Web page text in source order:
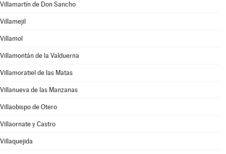
Villamartín de Don Sancho
Villamejil
Villamol
Villamontán de la Valduerna
Villamoratiel de las Matas
Villanueva de las Manzanas
Villaobispo de Otero
Villaornate y Castro
Villaquejida